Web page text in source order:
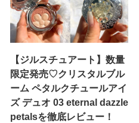
【ジルスチュアート】数量
限定発売♡クリスタルブル
ーム ペタルクチュールアイ
ズ デュオ 03 eternal dazzle
petalsを徹底レビュー！